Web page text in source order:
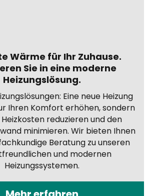
Wärme für Ihr Zuhause.
Sie in eine moderne
Heizungslösung.
Eine neue Heizung
Ihren Komfort erhöhen, sondern
reduzieren und den
minimieren. Wir bieten Ihnen
Beratung zu unseren
und modernen
Heizungssystemen.